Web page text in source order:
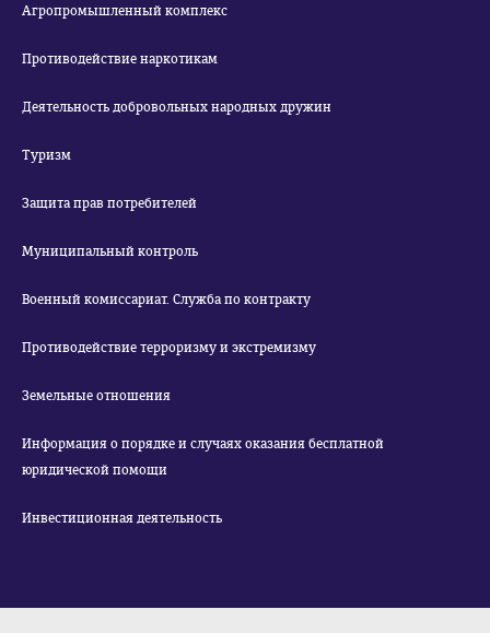
Агропромышленный комплекс
Противодействие наркотикам
Деятельность добровольных народных дружин
Туризм
Защита прав потребителей
Муниципальный контроль
Военный комиссариат. Служба по контракту
Противодействие терроризму и экстремизму
Земельные отношения
Информация о порядке и случаях оказания бесплатной
юридической помощи
Инвестиционная деятельность